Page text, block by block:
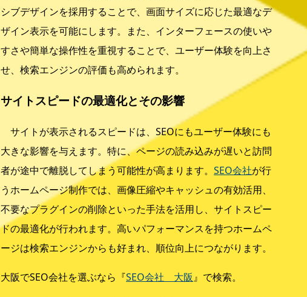
シブデザインを採用することで、画面サイズに応じた最適なデ
ザイン表示を可能にします。また、インターフェースの使いや
すさや簡単な操作性を重視することで、ユーザー体験を向上さ
せ、検索エンジンの評価も高められます。
サイトスピードの最適化とその影響
サイトが表示されるスピードは、SEOにもユーザー体験にも
大きな影響を与えます。特に、ページの読み込みが遅いと訪問
者が途中で離脱してしまう可能性が高まります。SEO会社が行
うホームページ制作では、画像圧縮やキャッシュの有効活用、
不要なプラグインの削除といった手法を活用し、サイトスピー
ドの最適化が行われます。高いパフォーマンスを持つホームペ
ージは検索エンジンからも好まれ、順位向上につながります。
大阪でSEO会社を選ぶなら『SEO会社 大阪』で検索。